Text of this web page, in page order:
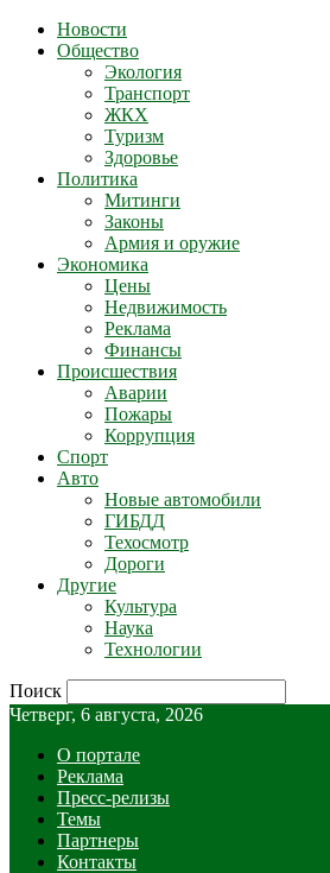
Новости
Общество
Экология
Транспорт
ЖКХ
Туризм
Здоровье
Политика
Митинги
Законы
Армия и оружие
Экономика
Цены
Недвижимость
Реклама
Финансы
Происшествия
Аварии
Пожары
Коррупция
Спорт
Авто
Новые автомобили
ГИБДД
Техосмотр
Дороги
Другие
Культура
Наука
Технологии
Поиск
Четверг, 6 августа, 2026
О портале
Реклама
Пресс-релизы
Темы
Партнеры
Контакты